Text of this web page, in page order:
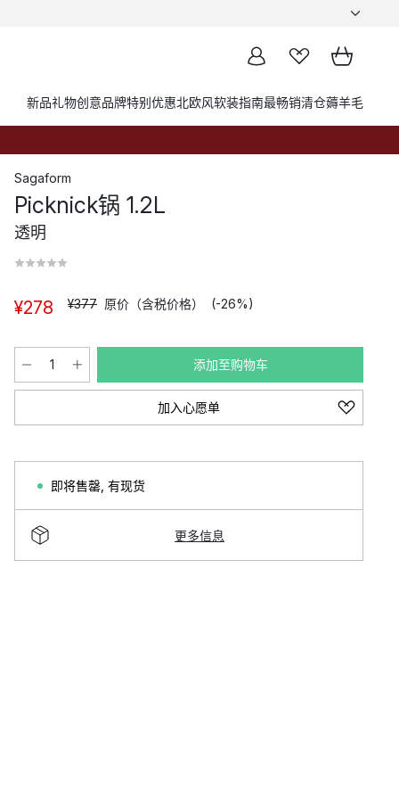
新品礼物创意品牌特别优惠北欧风软装指南最畅销清仓薅羊毛
Sagaform
Picknick锅 1.2L
透明
¥278 ¥377 原价（含税价格） (-26%)
添加至购物车
加入心愿单
即将售罄 有现货
更多信息